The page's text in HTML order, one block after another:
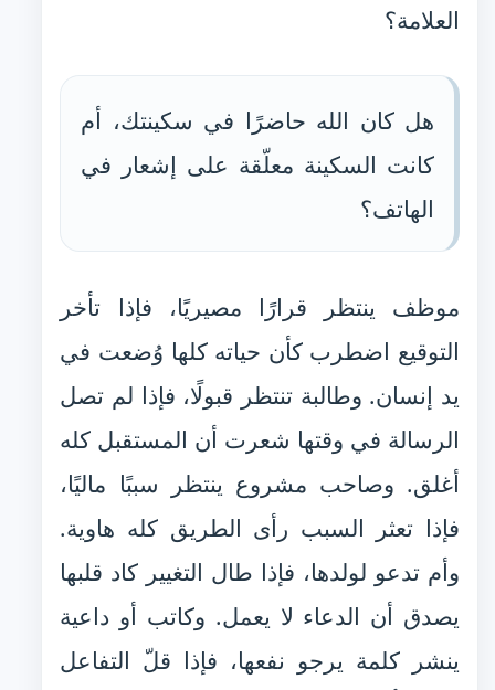
العلامة؟
هل كان الله حاضرًا في سكينتك، أم
كانت السكينة معلّقة على إشعار في
الهاتف؟
موظف ينتظر قرارًا مصيريًا، فإذا تأخر
التوقيع اضطرب كأن حياته كلها وُضعت في
يد إنسان. وطالبة تنتظر قبولًا، فإذا لم تصل
الرسالة في وقتها شعرت أن المستقبل كله
أغلق. وصاحب مشروع ينتظر سببًا ماليًا،
فإذا تعثر السبب رأى الطريق كله هاوية.
وأم تدعو لولدها، فإذا طال التغيير كاد قلبها
يصدق أن الدعاء لا يعمل. وكاتب أو داعية
ينشر كلمة يرجو نفعها، فإذا قلّ التفاعل